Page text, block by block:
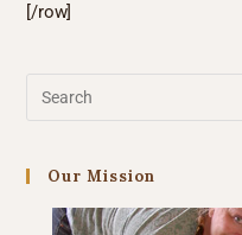
[/row]
Our Mission